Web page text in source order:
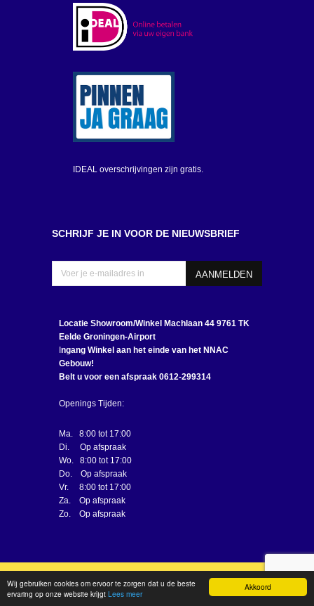
Akkoord
Wij gebruiken cookies om ervoor te zorgen dat u de beste
ervaring op onze website krijgt Lees meer
IDEAL overschrijvingen zijn gratis.
SCHRIJF JE IN VOOR DE NIEUWSBRIEF
Locatie Showroom/Winkel Machlaan 44 9761 TK
Eelde Groningen-Airport
ngang Winkel aan het einde van het NNAC
Gebouw!
Belt u voor een afspraak 0612-299314
Openings Tijden:
Ma. 8:00 tot 17:00
Di. Op afspraak
Wo. 8:00 tot 17:00
Do. Op afspraak
Vr. 8:00 tot 17:00
Za. Op afspraak
Zo. Op afspraak